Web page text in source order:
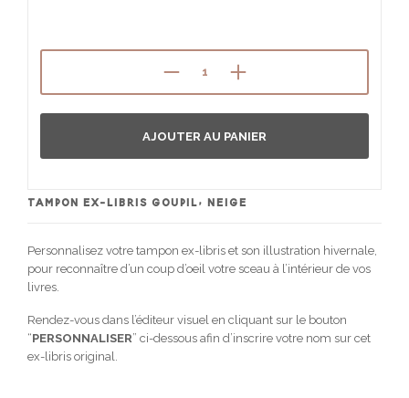
TAMPON EX-LIBRIS GOUPIL, NEIGE
Personnalisez votre tampon ex-libris et son illustration hivernale,
pour reconnaître d’un coup d’oeil votre sceau à l’intérieur de vos
livres.
Rendez-vous dans l’éditeur visuel en cliquant sur le bouton
“PERSONNALISER” ci-dessous afin d’inscrire votre nom sur cet
ex-libris original.
AJOUTER AU PANIER